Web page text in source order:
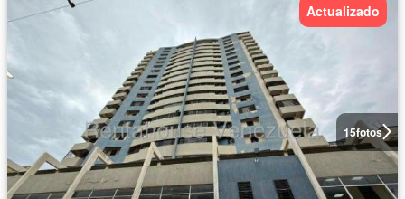
15fotos
Actualizado